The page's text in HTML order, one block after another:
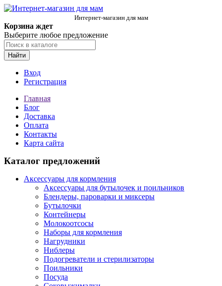
Интернет-магазин для мам
Корзина ждет
Выберите любое предложение
Найти
Вход
Регистрация
Главная
Блог
Доставка
Оплата
Контакты
Карта сайта
Каталог предложений
Аксессуары для кормления
Аксессуары для бутылочек и поильников
Блендеры, пароварки и миксеры
Бутылочки
Контейнеры
Молокоотсосы
Наборы для кормления
Нагрудники
Ниблеры
Подогреватели и стерилизаторы
Поильники
Посуда